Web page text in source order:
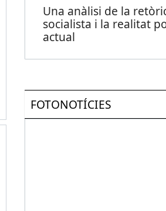
Una anàlisi de la
socialista i la realitat
actual
FOTONOTÍCIES